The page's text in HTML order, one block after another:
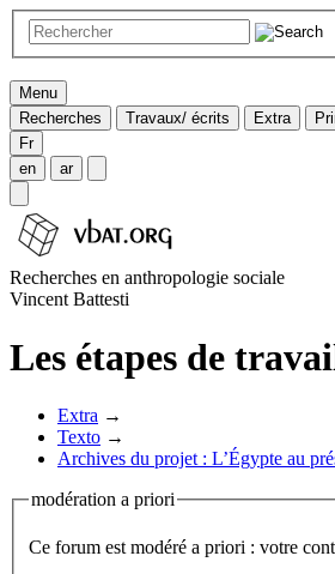
Menu
Recherches
Travaux/ écrits Extra
Fr
en
ar
Recherches en anthropologie sociale
Vincent Battesti
Les étapes de
Extra →
Texto →
Archives du projet : L’Égypte au
modération a priori
Ce forum est modéré a priori : votre